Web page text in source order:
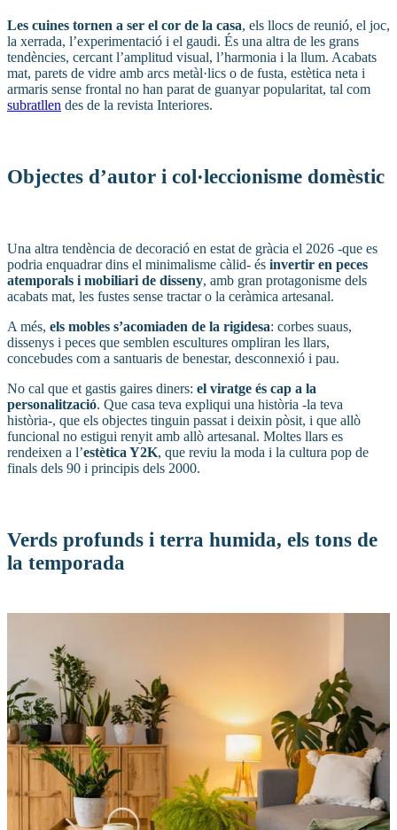
Les cuines tornen a ser el cor de la casa, els llocs de reunió, el joc,
la xerrada, l’experimentació i el gaudi. És una altra de les grans
tendències, cercant l’amplitud visual, l’harmonia i la llum. Acabats
mat, parets de vidre amb arcs metàl·lics o de fusta, estètica neta i
armaris sense frontal no han parat de guanyar popularitat, tal com
subratllen des de la revista Interiores.
Objectes d’autor i col·leccionisme domèstic
Una altra tendència de decoració en estat de gràcia el 2026 -que es
podria enquadrar dins el minimalisme càlid- és invertir en peces
atemporals i mobiliari de disseny, amb gran protagonisme dels
acabats mat, les fustes sense tractar o la ceràmica artesanal.
A més, els mobles s’acomiaden de la rigidesa: corbes suaus,
dissenys i peces que semblen escultures ompliran les llars,
concebudes com a santuaris de benestar, desconnexió i pau.
No cal que et gastis gaires diners: el viratge és cap a la
personalització. Que casa teva expliqui una història -la teva
història-, que els objectes tinguin passat i deixin pòsit, i que allò
funcional no estigui renyit amb allò artesanal. Moltes llars es
rendeixen a l’estètica Y2K, que reviu la moda i la cultura pop de
finals dels 90 i principis dels 2000.
Verds profunds i terra humida, els tons de
la temporada